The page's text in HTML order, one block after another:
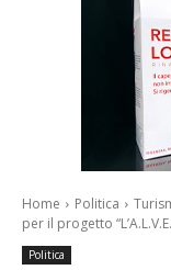
Home Politica
per il progetto
Politica